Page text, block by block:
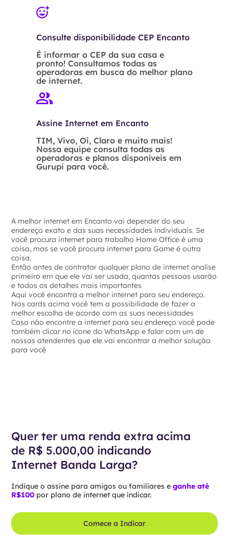
Consulte disponibilidade CEP Encanto
É informar o CEP da sua casa e
pronto! Consultamos todas as
operadoras em busca do melhor plano
de internet.
Assine Internet em Encanto
TIM, Vivo, Oi, Claro e muito mais!
Nossa equipe consulta todas as
operadoras e planos disponíveis em
Gurupi para você.
A melhor internet em Encanto vai depender do seu
endereço exato e das suas necessidades individuais. Se
você procura internet para trabalho Home Office é uma
coisa, mas se você procura internet para Game é outra
coisa.
Então antes de contratar qualquer plano de internet analise
primeiro em que ele vai ser usada, quantas pessoas usarão
e todos os detalhes mais importantes
Aqui você encontra a melhor internet para seu endereço.
Nos cards acima você tem a possibilidade de fazer a
melhor escolha de acordo com as suas necessidades
Caso não encontre a internet para seu endereço você pode
também clicar no ícone do WhatsApp e falar com um de
nossos atendentes que ele vai encontrar a melhor solução
para você
Quer ter uma renda extra acima
de R$ 5.000,00 indicando
Internet Banda Larga?
Indique o assine para amigos ou familiares eganhe até
R$100 por plano de internet que indicar.
Comece a Indicar